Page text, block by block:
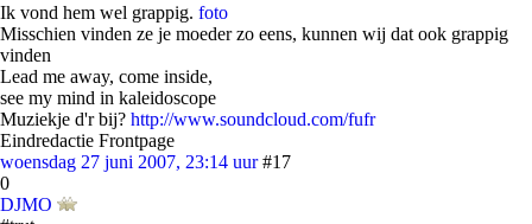
Ik vond hem wel grappig. foto
Misschien vinden ze je moeder zo eens, kunnen wij dat ook grappig
vinden
Lead me away, come inside,
see my mind in kaleidoscope
Muziekje d'r bij? http://www.soundcloud.com/fufr
Eindredactie Frontpage
woensdag 27 juni 2007, 23:14 uur #17
0
DJMO